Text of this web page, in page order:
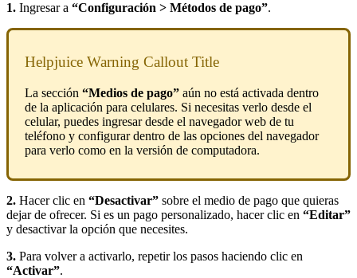
1. Ingresar a “Configuración > Métodos de pago”.
Helpjuice Warning Callout Title
La sección “Medios de pago” aún no está activada dentro
de la aplicación para celulares. Si necesitas verlo desde el
celular, puedes ingresar desde el navegador web de tu
teléfono y configurar dentro de las opciones del navegador
para verlo como en la versión de computadora.
2. Hacer clic en “Desactivar” sobre el medio de pago que quieras
dejar de ofrecer. Si es un pago personalizado, hacer clic en “Editar”
y desactivar la opción que necesites.
3. Para volver a activarlo, repetir los pasos haciendo clic en
“Activar”.